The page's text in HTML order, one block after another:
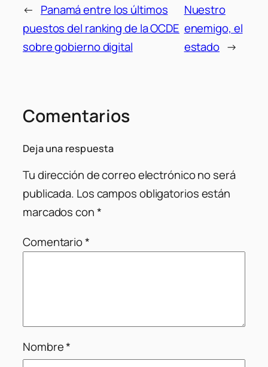
← Panamá entre los últimos
puestos del ranking de la OCDE
sobre gobierno digital
Nuestro
enemigo, el
estado →
Comentarios
Deja una respuesta
Tu dirección de correo electrónico no será
publicada. Los campos obligatorios están
marcados con*
Comentario*
Nombre*